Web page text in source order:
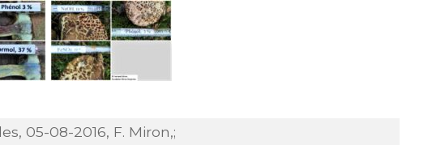
05-08-2016, F. Miron,;